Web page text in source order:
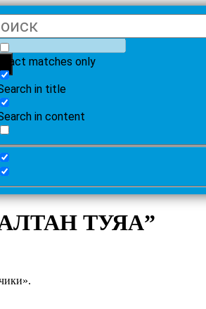
Exact matches only
in title
in content
“АЛТАН ТУЯА”